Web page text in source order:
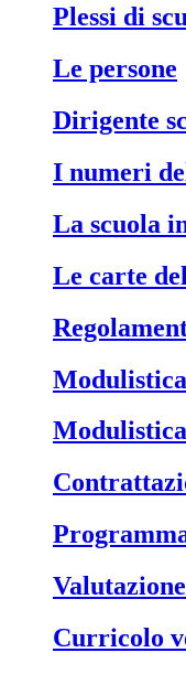
Plessi di
Le persone
Dirigente
I numeri
La scuola
Le carte
Valutazione
Curricolo